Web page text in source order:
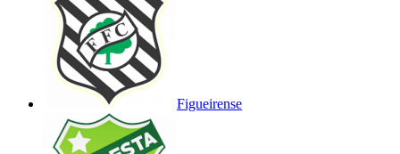
Figueirense